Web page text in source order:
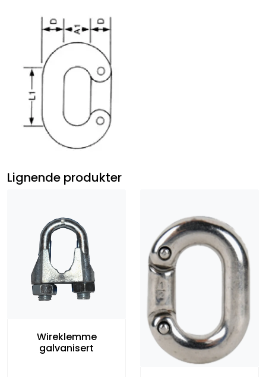
Lignende produkter
Wireklemme
galvanisert